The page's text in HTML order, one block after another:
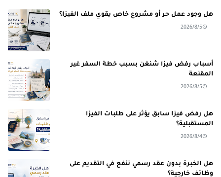
هل وجود عمل حر أو مشروع خاص يقوي ملف الفيزا؟
2026/8/5
أسباب رفض فيزا شنغن بسبب خطة السفر غير
المقنعة
2026/8/5
هل رفض فيزا سابق يؤثر على طلبات الفيزا
المستقبلية؟
2026/8/4
هل الخبرة بدون عقد رسمي تنفع في التقديم على
وظائف خارجية؟